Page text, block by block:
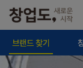
브랜드 찾기